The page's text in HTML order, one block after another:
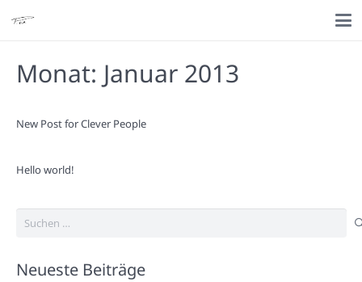
Monat: Januar 2013
New Post for Clever People
Hello world!
Suchen
Neueste Beiträge